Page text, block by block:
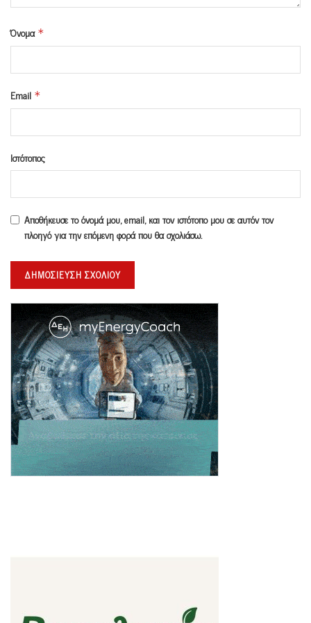
Όνομα *
Email *
Ιστότοπος
Αποθήκευσε το όνομά μου, email, και τον ιστότοπο μου σε αυτόν τον
πλοηγό για την επόμενη φορά που θα σχολιάσω.